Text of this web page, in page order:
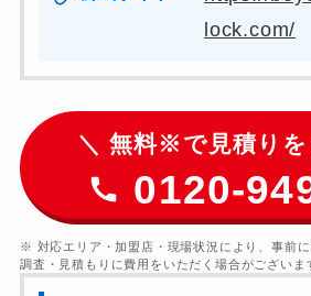
lock.com/
＼ 無料※で見積り
0120-
※ 対応エリア・加盟店・現場状況により、事前
調査・見積もりに費用をいただく場合がございま